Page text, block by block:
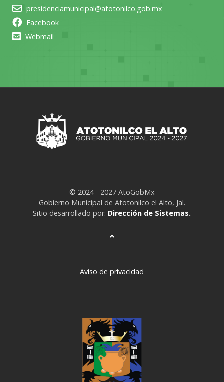
presidenciamunicipal@atotonilco.gob.mx
Facebook
Webmail
© 2024 - 2027 AtoGobMx
Gobierno Municipal de Atotonilco el Alto, Jal.
Sitio desarrollado por: Dirección de Sistemas.
Aviso de privacidad